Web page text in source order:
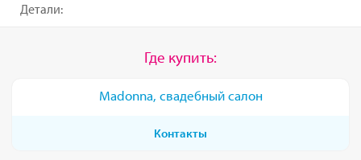
Детали:
Где купить:
Madonna, свадебный салон
Контакты